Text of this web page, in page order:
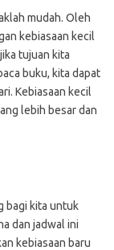
mudah. Oleh
kebiasaan kecil
tujuan kita
buku, kita dapat
Kebiasaan kecil
lebih besar dan
bagi kita untuk
dan jadwal ini
kebiasaan baru